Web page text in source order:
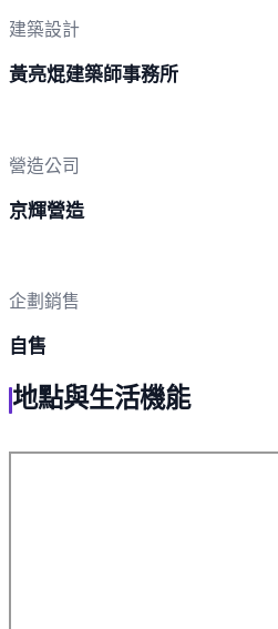
建築設計
黃亮焜建築師事務所
營造公司
京輝營造
企劃銷售
自售
地點與生活機能